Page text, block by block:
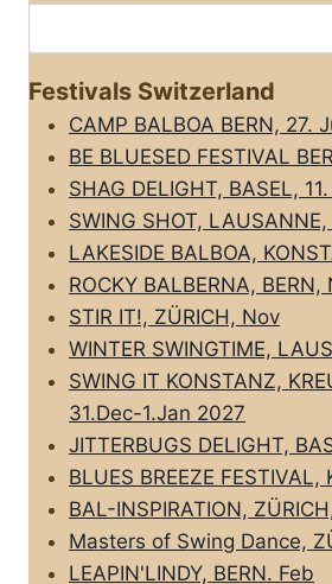
Festivals Switzerland
CAMP BALBOA BERN, 27.
BE BLUESED FESTIVAL
SHAG DELIGHT, BASEL,
SWING SHOT,
LAKESIDE BALBOA,
ROCKY BALBERNA, BERN,
STIR IT!, ZÜRICH, Nov
WINTER SWINGTIME,
SWING IT KONSTANZ,
31.Dec-1.Jan 2027
JITTERBUGS DELIGHT,
BLUES BREEZE
BAL-INSPIRATION,
Masters of Swing Dance,
LEAPIN'LINDY, BERN. Feb